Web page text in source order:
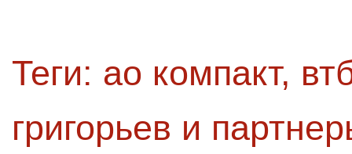
Теги: ао компакт,
григорьев и